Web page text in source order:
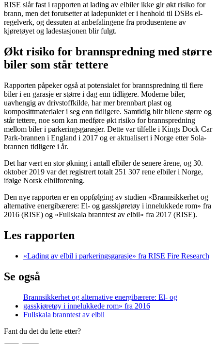
RISE slår fast i rapporten at lading av elbiler ikke gir økt risiko for
brann, men det forutsetter at ladepunktet er i henhold til DSBs el-
regelverk, og dessuten at anbefalingene fra produsentene av
kjøretøyet og ladestasjonen blir fulgt.
Økt risiko for brannspredning med større
biler som står tettere
Rapporten påpeker også at potensialet for brannspredning til flere
biler i en garasje er større i dag enn tidligere. Moderne biler,
uavhengig av drivstoffkilde, har mer brennbart plast og
komposittmaterialer i seg enn tidligere. Samtidig blir bilene større og
står tettere, noe som kan medføre økt risiko for brannspredning
mellom biler i parkeringsgarasjer. Dette var tilfelle i Kings Dock Car
Park-brannen i England i 2017 og er aktualisert i Norge etter Sola-
brannen tidligere i år.
Det har vært en stor økning i antall elbiler de senere årene, og 30.
oktober 2019 var det registrert totalt 251 307 rene elbiler i Norge,
ifølge Norsk elbilforening.
Den nye rapporten er en oppfølging av studien «Brannsikkerhet og
alternative energibærere: El- og gasskjøretøy i innelukkede rom» fra
2016 (RISE) og «Fullskala branntest av elbil» fra 2017 (RISE).
Les rapporten
«Lading av elbil i parkeringsgarasje» fra RISE Fire Research
Se også
Brannsikkerhet og alternative energibærere: El- og
gasskjøretøy i innelukkede rom» fra 2016
Fullskala branntest av elbil
Fant du det du lette etter?